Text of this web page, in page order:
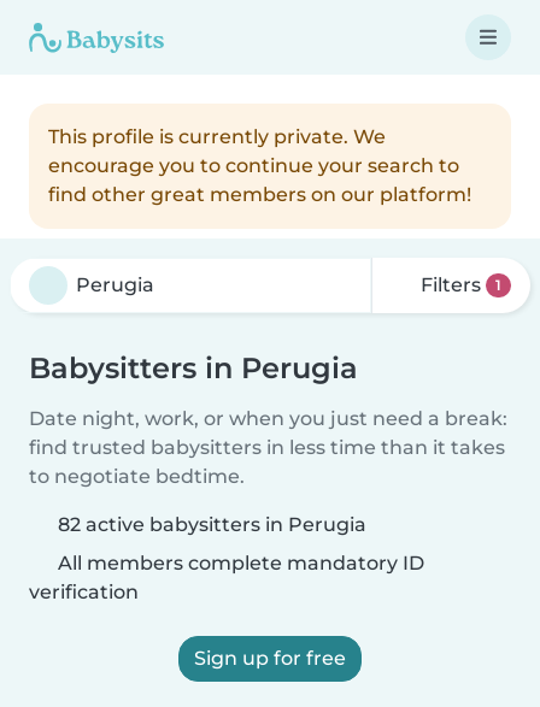
This profile is currently private. We
encourage you to continue your search to
find other great members on our platform!
Filters 1
Babysitters in Perugia
Date night, work, or when you just need a break:
find trusted babysitters in less time than it takes
to negotiate bedtime.
82 active babysitters in Perugia
All members complete mandatory ID
verification
Sign up for free